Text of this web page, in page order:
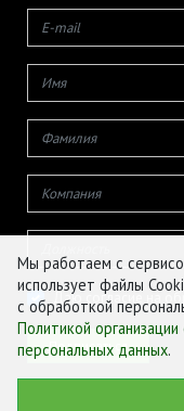
Даю согласие на
© ФГБУ «ЦЕНТР
Мы работаем с
использует файлы
с обработкой
Политикой
персональных данных.